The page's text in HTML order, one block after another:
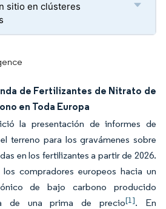
sitio en clústeres
de Fertilizantes de Nitrato de
en Toda Europa
la presentación de informes de
terreno para los gravámenes sobre
en los fertilizantes a partir de 2026.
compradores europeos hacia un
de bajo carbono producido
de una prima de precio[1]. En